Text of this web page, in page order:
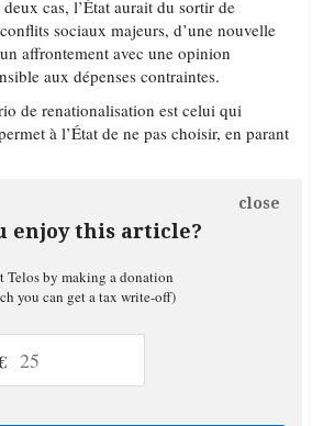
cas, l’État aurait du sortir de
sociaux majeurs, d’une nouvelle
affrontement avec une opinion
aux dépenses contraintes.
de renationalisation est celui qui
à l’État de ne pas choisir, en parant
enjoy this article?
close
Telos by making a donation
you can get a tax write-off)